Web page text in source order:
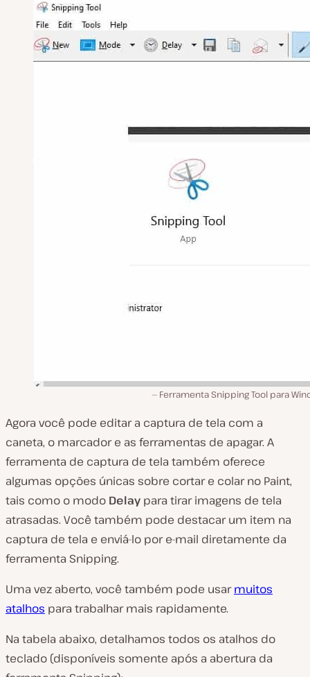
Ferramenta Snipping Tool para
Agora você pode editar a captura de tela com a
caneta, o marcador e as ferramentas de apagar. A
ferramenta de captura de tela também oferece
algumas opções únicas sobre cortar e colar no Paint,
tais como o modo Delay para tirar imagens de tela
atrasadas. Você também pode destacar um item na
captura de tela e enviá-lo por e-mail diretamente da
ferramenta Snipping.
Uma vez aberto, você também pode usarmuitos
atalhos para trabalhar mais rapidamente.
Na tabela abaixo, detalhamos todos os atalhos do
teclado (disponíveis somente após a abertura da